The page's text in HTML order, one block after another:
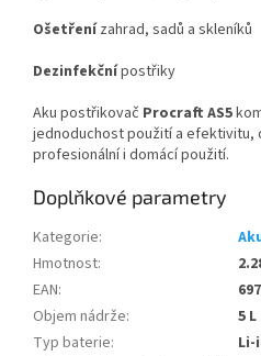
Ošetřenízahrad, sadů a skleníků
Dezinfekčnípostřiky
Aku postřikovač Procraft AS5
jednoduchost použití a efektivitu,
profesionální i domácí použití.
Doplňkové parametry
Kategorie:
Hmotnost:
EAN:
Objem nádrže:
5 L
Typ baterie:
Li-